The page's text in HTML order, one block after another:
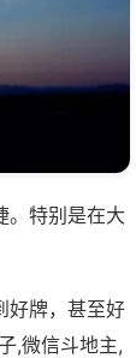
。特别是在大
好牌，甚至好
,微信斗地主,